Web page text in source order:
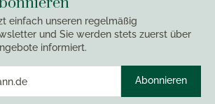
einfach unseren regelmäßig
und Sie werden stets zuerst über
informiert.
Abonnieren